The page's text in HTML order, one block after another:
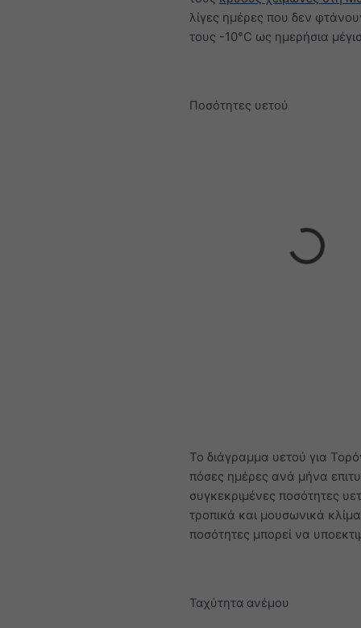
λίγες ημέρες που δεν
τους -10°C ως ημερήσια
Ποσότητες υετού
Το διάγραμμα υετού για
πόσες ημέρες ανά μήνα
συγκεκριμένες ποσότητες
τροπικά και μουσωνικά
ποσότητες μπορεί να
Ταχύτητα ανέμου